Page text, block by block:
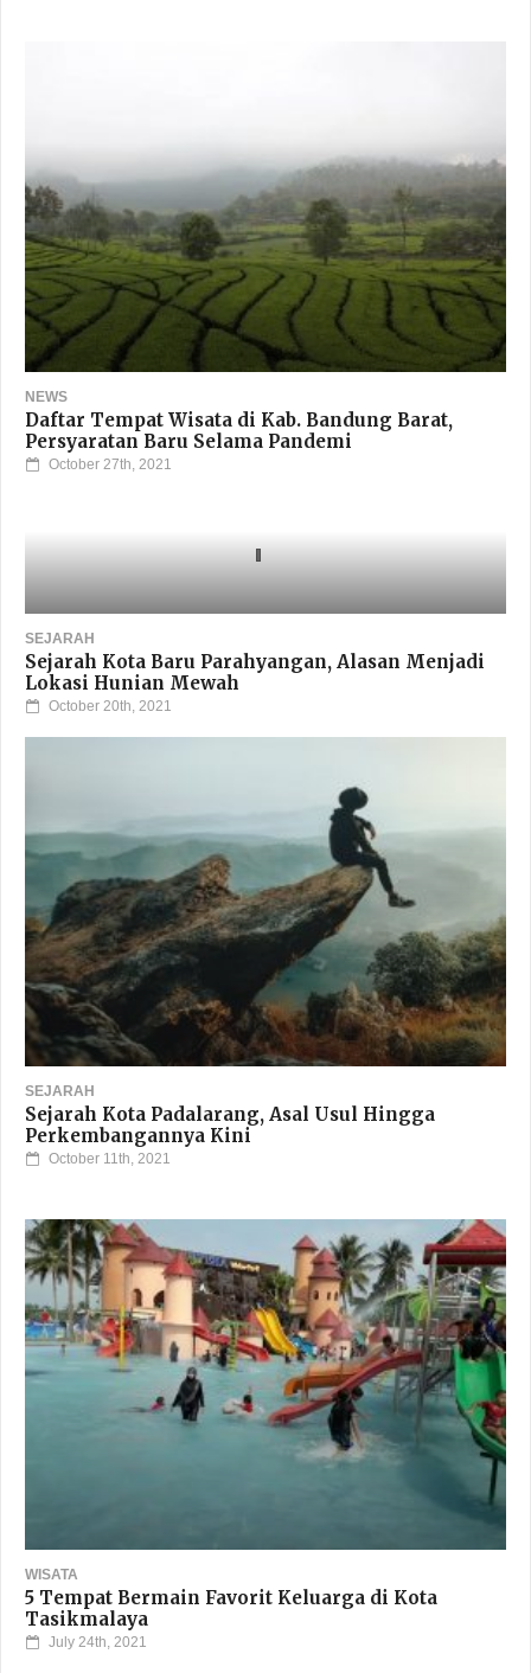
NEWS
Daftar Tempat Wisata di Kab. Bandung Barat,
Persyaratan Baru Selama Pandemi
October 27th, 2021
SEJARAH
Sejarah Kota Baru Parahyangan, Alasan Menjadi
Lokasi Hunian Mewah
October 20th, 2021
SEJARAH
Sejarah Kota Padalarang, Asal Usul Hingga
Perkembangannya Kini
October 11th, 2021